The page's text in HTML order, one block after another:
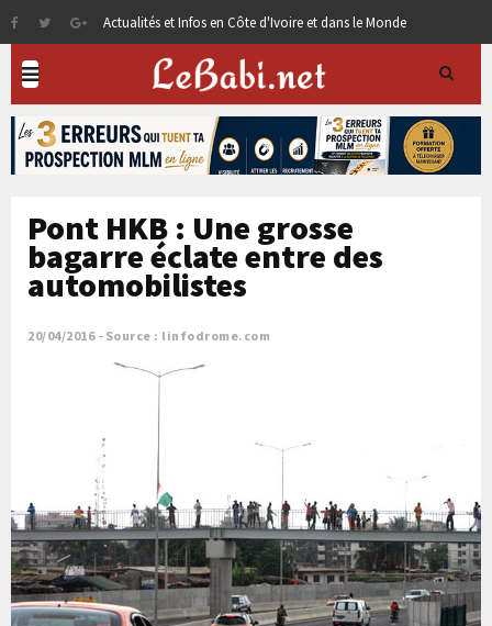
Actualités et Infos en Côte d'Ivoire et dans le Monde
Pont HKB : Une grosse
bagarre éclate entre des
automobilistes
20/04/2016 Source : linfodrome.com